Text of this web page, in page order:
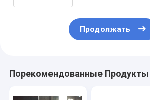
Продолжать
Порекомендованные Продукты